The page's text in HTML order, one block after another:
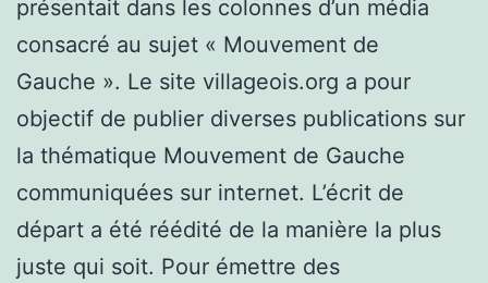
présentait dans les colonnes d’un média
consacré au sujet « Mouvement de
Gauche ». Le site villageois.org a pour
objectif de publier diverses publications sur
la thématique Mouvement de Gauche
communiquées sur internet. L’écrit de
départ a été réédité de la manière la plus
juste qui soit. Pour émettre des